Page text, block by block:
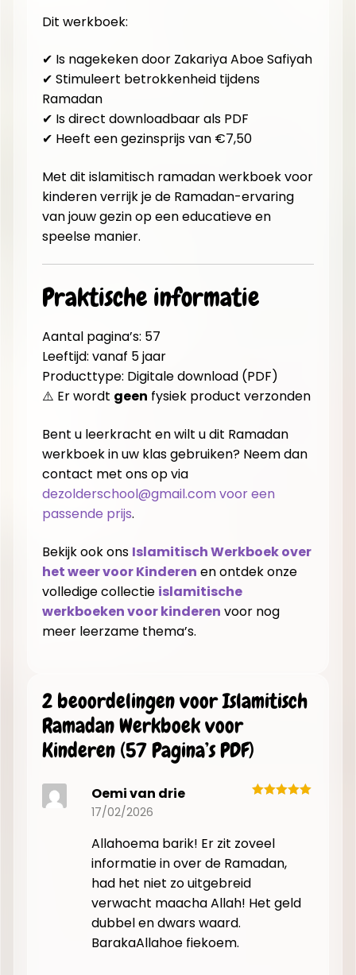
Dit werkboek:
✔ Is nagekeken door Zakariya Aboe Safiyah
✔ Stimuleert betrokkenheid tijdens
Ramadan
✔ Is direct downloadbaar als PDF
✔ Heeft een gezinsprijs van €7,50
Met dit islamitisch ramadan werkboek voor
kinderen verrijk je de Ramadan-ervaring
van jouw gezin op een educatieve en
speelse manier.
Praktische informatie
Aantal pagina’s: 57
Leeftijd: vanaf 5 jaar
Producttype: Digitale download (PDF)
⚠️ Er wordt geen fysiek product verzonden
Bent u leerkracht en wilt u dit Ramadan
werkboek in uw klas gebruiken? Neem dan
contact met ons op via
dezolderschool@gmail.com voor een
passende prijs.
Bekijk ook ons Islamitisch Werkboek over
het weer voor Kinderen en ontdek onze
volledige collectie islamitische
werkboeken voor kinderen voor nog
meer leerzame thema’s.
2 beoordelingen voorIslamitisch
Ramadan Werkboek voor
Kinderen (57 Pagina’s PDF)
Oemi van drie
17/02/2026
Allahoema barik! Er zit zoveel
informatie in over de Ramadan,
had het niet zo uitgebreid
verwacht maacha Allah! Het geld
dubbel en dwars waard.
BarakaAllahoe fiekoem.